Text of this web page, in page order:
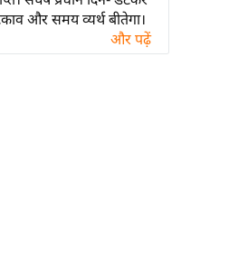
और समय व्यर्थ बीतेगा।
और पढ़ें